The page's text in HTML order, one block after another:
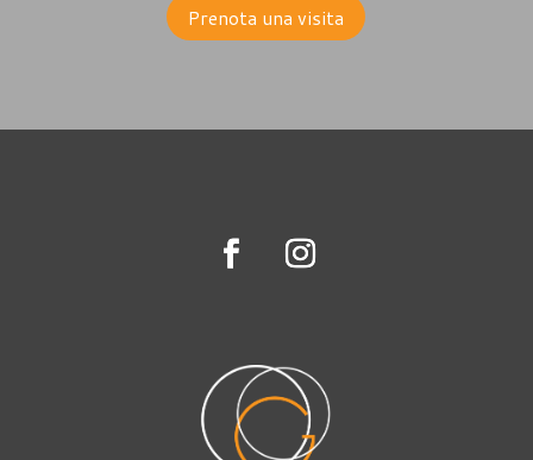
Prenota una visita